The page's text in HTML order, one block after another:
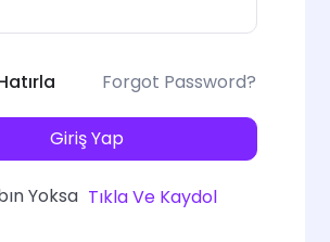
Forgot Password?
Giriş Yap
Yoksa Tıkla Ve Kaydol